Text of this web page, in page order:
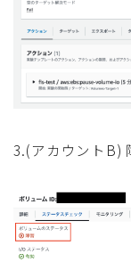
3.(アカウントB)